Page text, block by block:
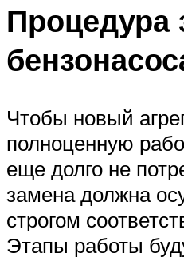
Процедура
Чтобы новый
полноценную
еще долго не
замена должна
строгом
Этапы работы